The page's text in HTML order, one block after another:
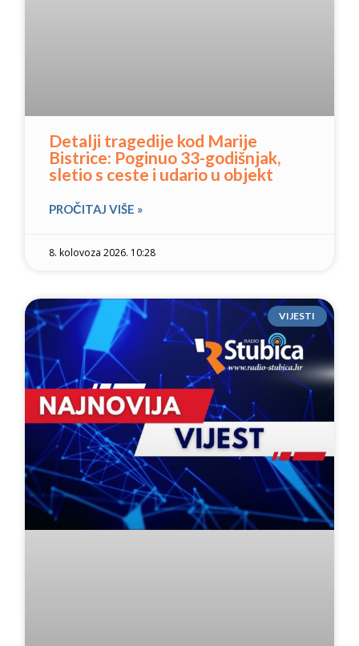
Detalji tragedije kod Marije
Bistrice: Poginuo 33-godišnjak,
sletio s ceste i udario u objekt
PROČITAJ VIŠE »
8. kolovoza 2026. 10:28
VIJESTI